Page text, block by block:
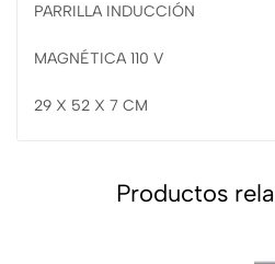
PARRILLA INDUCCIÓN
MAGNÉTICA 110 V
29 X 52 X 7 CM
Productos